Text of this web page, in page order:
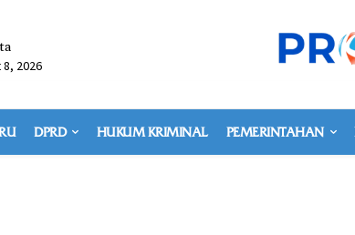
2026
DPRD HUKUM KRIMINAL PEMERINTAHAN